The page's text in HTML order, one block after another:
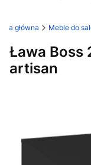
główna Meble do
Ława Boss
artisan